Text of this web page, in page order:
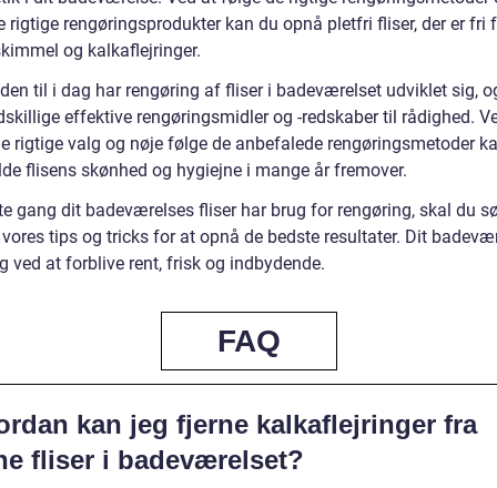
rigtige rengøringsprodukter kan du opnå pletfri fliser, der er fri
og kalkaflejringer.
til i dag har rengøring af fliser i badeværelset udviklet sig,
effektive rengøringsmidler og -redskaber til rådighed.
rigtige valg og nøje følge de anbefalede rengøringsmetoder
flisens skønhed og hygiejne i mange år fremover.
gang dit badeværelses fliser har brug for rengøring, skal du
tips og tricks for at opnå de bedste resultater. Dit
ved at forblive rent, frisk og indbydende.
FAQ
kan jeg fjerne kalkaflejringer fra
fliser i badeværelset?